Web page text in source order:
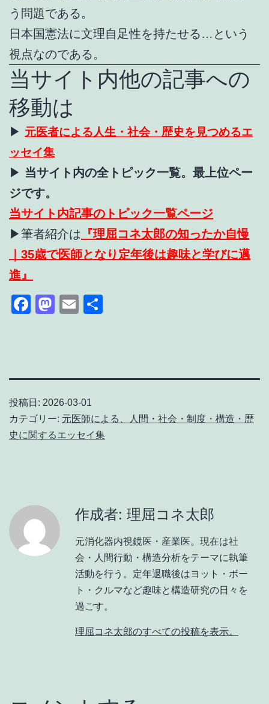
う問題である。
日本国憲法に文理自足性を持たせる…という
視点なのである。
当サイト内他の記事への
移動は
▶ 元医者による人生・社会・歴史を見つめるエ
ッセイ集
▶ 当サイト内の全トピック一覧。最上位ペー
ジです。
当サイト内記事のトピック一覧ページ
▶筆者紹介は 『理屈コネ太郎の知ったか自慢
｜35歳で医師となり定年後は趣味と学びに邁
進』
Facebook
Mastodon
Email
投稿日: 2026-03-01
カテゴリー: 元医師による、人間・社会・制度・構造・歴
史に関するエッセイ集
作成者: 理屈コネ太郎
元消化器内視鏡医・産業医。現在は社
会・人間行動・構造分析をテーマに執筆
活動を行う。定年退職後はヨット・ボー
ト・クルマなど趣味と構造研究の日々を
過ごす。
理屈コネ太郎のすべての投稿を表示。